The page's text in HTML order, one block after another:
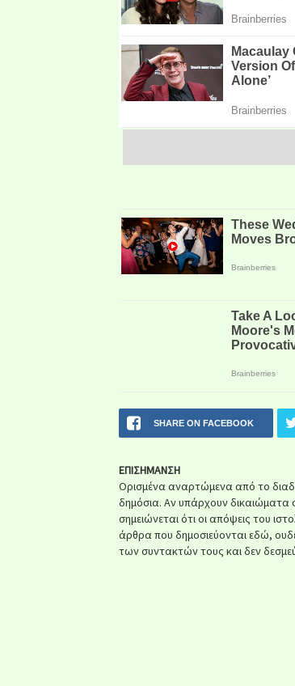
SHARE ON FACEBOOK
ΕΠΙΣΗΜΑΝΣΗ
Ορισμένα αναρτώμενα από το
δημόσια. Αν υπάρχουν
σημειώνεται ότι οι απόψεις του
άρθρα που δημοσιεύονται εδώ,
των συντακτών τους και δεν